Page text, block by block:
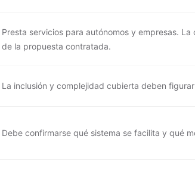
Presta servicios para autónomos y empresas.
de la propuesta contratada.
La inclusión y complejidad cubierta deben
Debe confirmarse qué sistema se facilita y qué